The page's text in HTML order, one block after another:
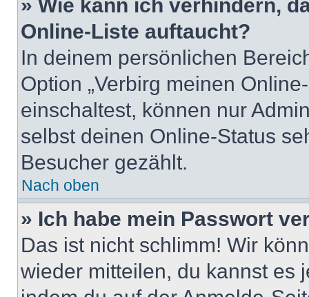
» Wie kann ich verhindern,
Online-Liste auftaucht?
In deinem persönlichen
Option „Verbirg meinen
einschaltest, können nur
selbst deinen Online-Status
Besucher gezählt.
Nach oben
» Ich habe mein Passwort
Das ist nicht schlimm! Wir
wieder mitteilen, du kannst es